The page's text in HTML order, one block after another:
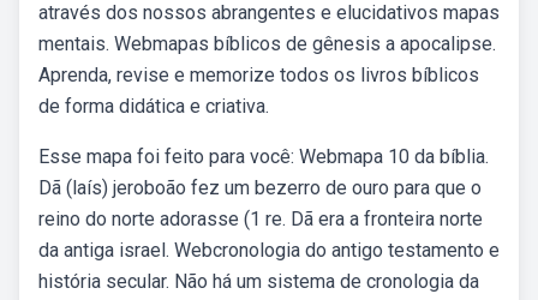
através dos nossos abrangentes e elucidativos mapas
mentais. Webmapas bíblicos de gênesis a apocalipse.
Aprenda, revise e memorize todos os livros bíblicos
de forma didática e criativa.
Esse mapa foi feito para você: Webmapa 10 da bíblia.
Dã (laís) jeroboão fez um bezerro de ouro para que o
reino do norte adorasse (1 re. Dã era a fronteira norte
da antiga israel. Webcronologia do antigo testamento e
história secular. Não há um sistema de cronologia da